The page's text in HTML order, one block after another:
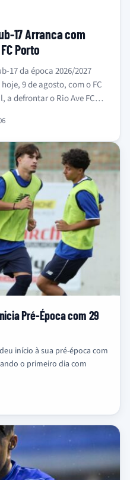
17 Arranca com
Porto
17 da época 2026/2027
9 de agosto, com o FC
defrontar o Rio Ave FC
Pré-Época com 29
início à sua pré-época com
o primeiro dia com